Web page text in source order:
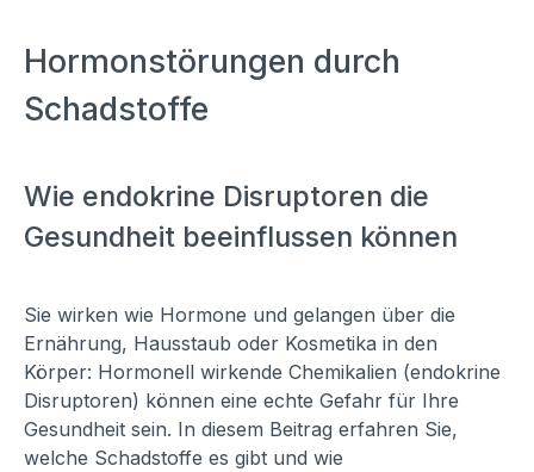
Hormonstörungen durch
Schadstoffe
Wie endokrine Disruptoren die
Gesundheit beeinflussen können
Sie wirken wie Hormone und gelangen über die
Ernährung, Hausstaub oder Kosmetika in den
Körper: Hormonell wirkende Chemikalien (endokrine
Disruptoren) können eine echte Gefahr für Ihre
Gesundheit sein. In diesem Beitrag erfahren Sie,
welche Schadstoffe es gibt und wie